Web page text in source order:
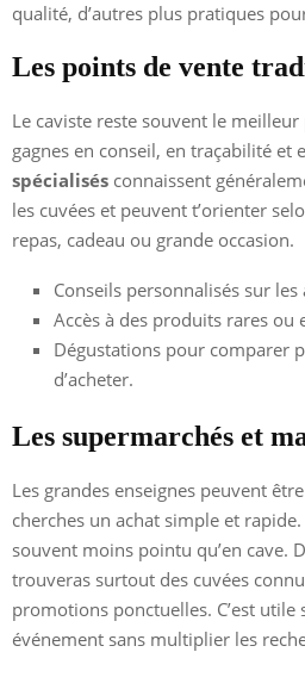
qualité, d’autres plus pratiques
Les points de vente
Le caviste reste souvent le
gagnes en conseil, en traçabilité et
spécialisés connaissent
les cuvées et peuvent t’orienter
repas, cadeau ou grande occasion.
Conseils personnalisés sur
Accès à des produits rares ou
Dégustations pour comparer
d’acheter.
Les supermarchés et
Les grandes enseignes peuvent
cherches un achat simple et
souvent moins pointu qu’en cave.
trouveras surtout des cuvées
promotions ponctuelles. C’est
événement sans multiplier les